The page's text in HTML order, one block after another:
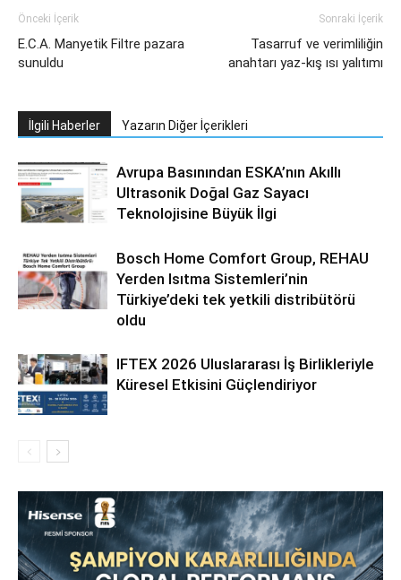
Önceki İçerik
E.C.A. Manyetik Filtre pazara
sunuldu
Sonraki İçerik
Tasarruf ve verimliliğin
anahtarı yaz-kış ısı yalıtımı
İlgili Haberler Yazarın Diğer İçerikleri
Avrupa Basınından ESKA’nın Akıllı
Ultrasonik Doğal Gaz Sayacı
Teknolojisine Büyük İlgi
Bosch Home Comfort Group, REHAU
Yerden Isıtma Sistemleri’nin
Türkiye’deki tek yetkili distribütörü
oldu
IFTEX 2026 Uluslararası İş Birlikleriyle
Küresel Etkisini Güçlendiriyor